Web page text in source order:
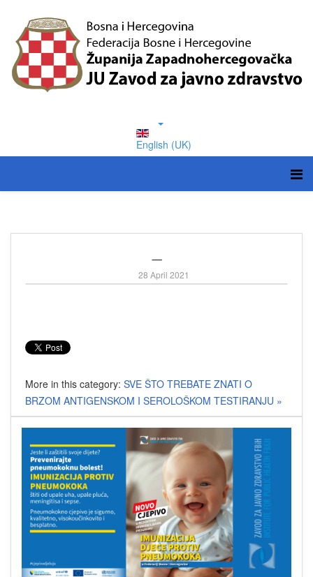
English (UK)
28 April 2021
More in this category: SVE ŠTO TREBATE ZNATI O
BRZOM ANTIGENSKOM I SEROLOŠKOM TESTIRANJU »